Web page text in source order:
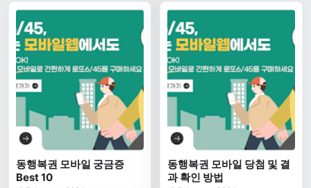
동행복권 모바일 궁금증
Best 10
동행복권 모바일 당첨 및 결
과 확인 방법